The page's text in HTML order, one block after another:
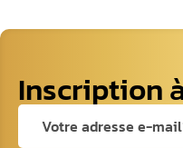
Inscription